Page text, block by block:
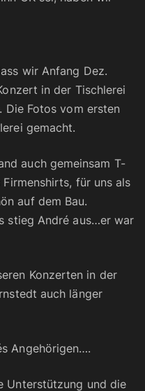
wir Anfang Dez.
in der Tischlerei
Fotos vom ersten
gemacht.
auch gemeinsam T-
für uns als
auf dem Bau.
stieg André aus…er war
Konzerten in der
auch länger
Angehörigen….
Unterstützung und die